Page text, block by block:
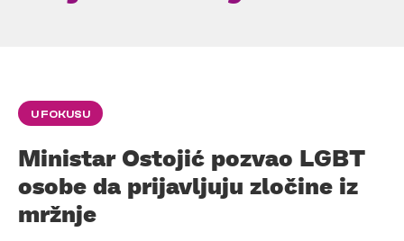
U FOKUSU
Ministar Ostojić pozvao LGBT
osobe da prijavljuju zločine iz
mržnje